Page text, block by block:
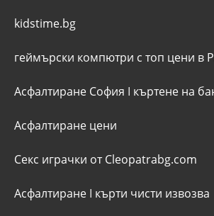
kidstime.bg
геймърски компютри с топ цени в
Асфалтиране София I къртене на
Асфалтиране цени
Секс играчки от Cleopatrabg.com
Асфалтиране I кърти чисти извозва